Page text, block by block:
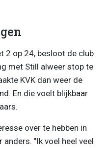
2 op 24, besloot de club
met Still alweer stop te
KVK dan weer de
En die voelt blijkbaar
over te hebben in
anders. "Ik voel heel veel